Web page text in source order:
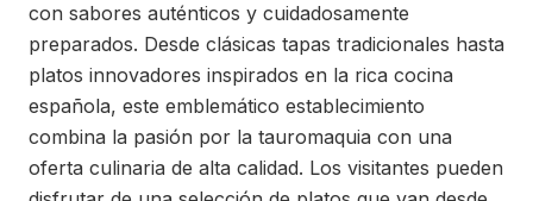
con sabores auténticos y cuidadosamente
preparados. Desde clásicas tapas tradicionales hasta
platos innovadores inspirados en la rica cocina
española, este emblemático establecimiento
combina la pasión por la tauromaquia con una
oferta culinaria de alta calidad. Los visitantes pueden